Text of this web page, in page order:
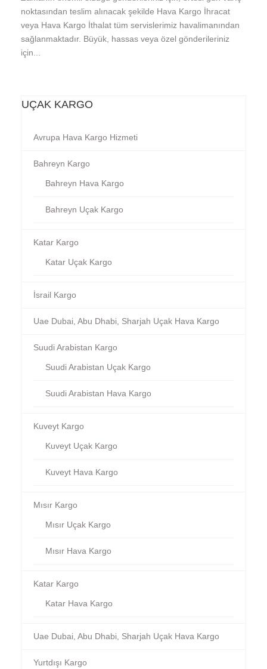
noktasından teslim alınacak şekilde Hava Kargo İhracat
veya Hava Kargo İthalat tüm servislerimiz havalimanından
sağlanmaktadır. Büyük, hassas veya özel gönderileriniz
için...
UÇAK KARGO
Avrupa Hava Kargo Hizmeti
Bahreyn Kargo
Bahreyn Hava Kargo
Bahreyn Uçak Kargo
Katar Kargo
Katar Uçak Kargo
İsrail Kargo
Uae Dubai, Abu Dhabi, Sharjah Uçak Hava Kargo
Suudi Arabistan Kargo
Suudi Arabistan Uçak Kargo
Suudi Arabistan Hava Kargo
Kuveyt Kargo
Kuveyt Uçak Kargo
Kuveyt Hava Kargo
Mısır Kargo
Mısır Uçak Kargo
Mısır Hava Kargo
Katar Kargo
Katar Hava Kargo
Uae Dubai, Abu Dhabi, Sharjah Uçak Hava Kargo
Yurtdışı Kargo